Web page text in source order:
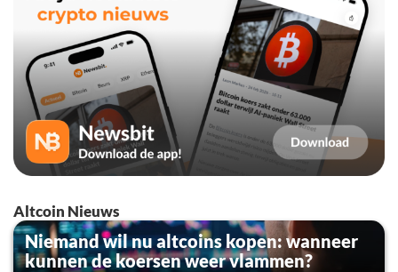
Altcoin Nieuws
Niemand wil nu altcoins kopen: wanneer
kunnen de koersen weer vlammen?